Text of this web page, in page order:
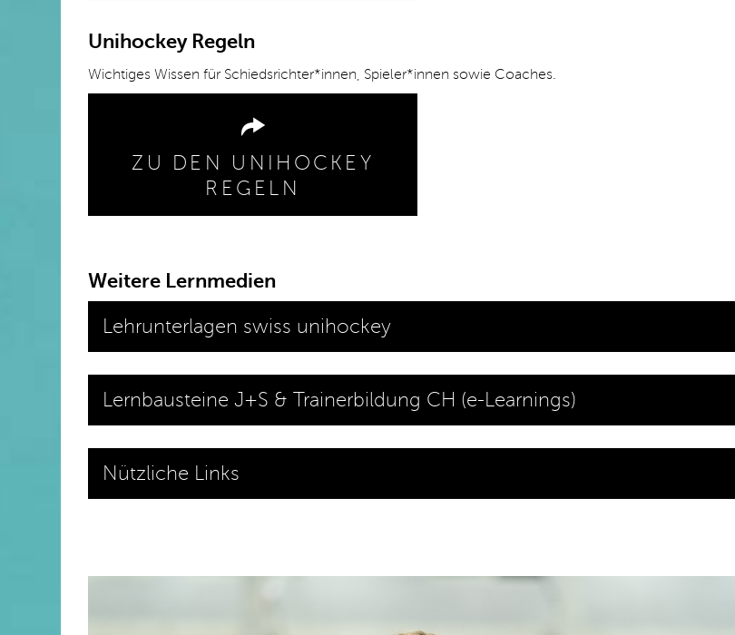
Unihockey Regeln
Wichtiges Wissen für Schiedsrichter*innen, Spieler*innen sowie Coaches.
ZU DEN UNIHOCKEY
REGELN
Weitere Lernmedien
Lehrunterlagen swiss unihockey
Lernbausteine J+S & Trainerbildung CH (e-Learnings)
Nützliche Links